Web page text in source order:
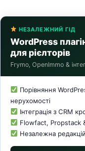
НЕЗАЛЕЖНИЙ ГІД
WordPress
для рієлторів
Frymo, OpenImmo &
Порівняння
нерухомості
Інтеграція з CRM
Flowfact, Propstack
Незалежна